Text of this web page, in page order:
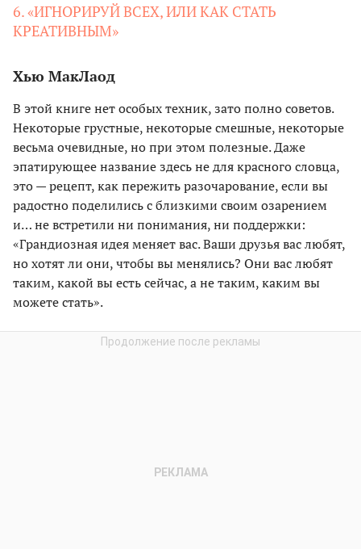
6. «ИГНОРИРУЙ ВСЕХ, ИЛИ КАК СТАТЬ
КРЕАТИВНЫМ»
Хью МакЛаод
В этой книге нет особых техник, зато полно советов.
Некоторые грустные, некоторые смешные, некоторые
весьма очевидные, но при этом полезные. Даже
эпатирующее название здесь не для красного словца,
это — рецепт, как пережить разочарование, если вы
радостно поделились с близкими своим озарением
и… не встретили ни понимания, ни поддержки:
«Грандиозная идея меняет вас. Ваши друзья вас любят,
но хотят ли они, чтобы вы менялись? Они вас любят
таким, какой вы есть сейчас, а не таким, каким вы
можете стать».